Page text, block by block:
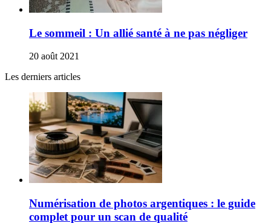
Le sommeil : Un allié santé à ne pas négliger
20 août 2021
Les derniers articles
Numérisation de photos argentiques : le guide
complet pour un scan de qualité